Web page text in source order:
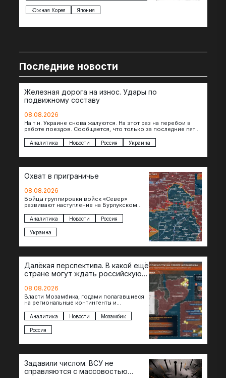
Южная Корея Япония
Последние новости
Железная дорога на износ. Удары по
подвижному составу
08.08.2026
На т.н. Украине снова жалуются. На этот раз на перебои в
работе поездов. Сообщается, что только за последние пять
Аналитика Новости Россия Украина
Охват в приграничье
08.08.2026
Бойцы группировки войск «Север»
развивают наступление на Бурлукском
теснят противника сразу на нескольких
участках, создавая угрозу охвата…
Аналитика Новости Россия
Украина
Далёкая перспектива. В какой ещё
стране могут ждать российскую
08.08.2026
Власти Мозамбика, годами полагавшиеся
на региональные контингенты и
обращаются к российской стороне за
консультациями в…
Аналитика Новости Мозамбик
Россия
Задавили числом. ВСУ не
справляются с массовостью